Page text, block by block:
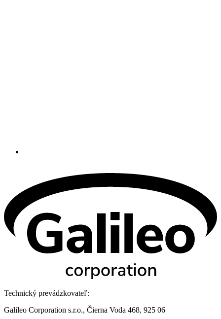
Technický prevádzkovateľ:
Galileo Corporation s.r.o., Čierna Voda 468, 925 06